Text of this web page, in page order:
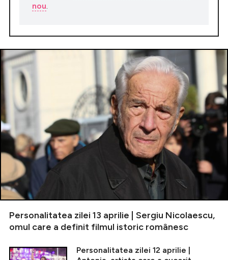
nou
Personalitatea zilei 13 aprilie | Sergiu Nicolaescu,
omul care a definit filmul istoric românesc
Personalitatea zilei 12 aprilie |